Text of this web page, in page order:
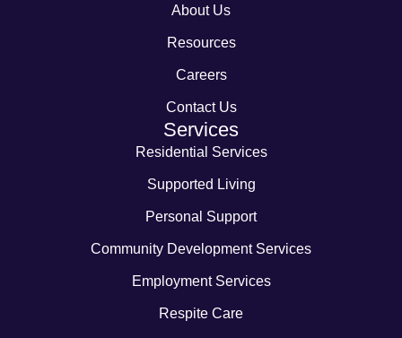
About Us
Resources
Careers
Contact Us
Services
Residential Services
Supported Living
Personal Support
Community Development Services
Employment Services
Respite Care